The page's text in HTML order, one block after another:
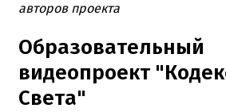
авторов проекта
Образовательный
видеопроект
Света"